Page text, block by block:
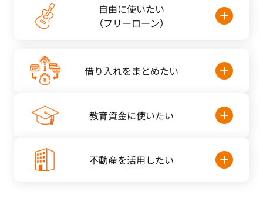
自由に使いたい
（フリーローン）
借り入れを まとめたい
教育資金に使いたい
不動産を活用したい